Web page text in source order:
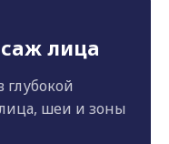
лица
глубокой
шеи и зоны